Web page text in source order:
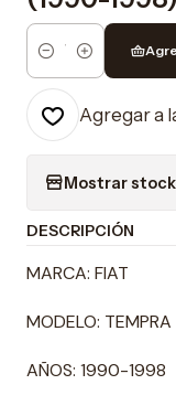
Cantidad
Agregar a
Mostrar
DESCRIPCIÓN
MARCA: FIAT
MODELO: TEMPRA
AÑOS: 1990-1998